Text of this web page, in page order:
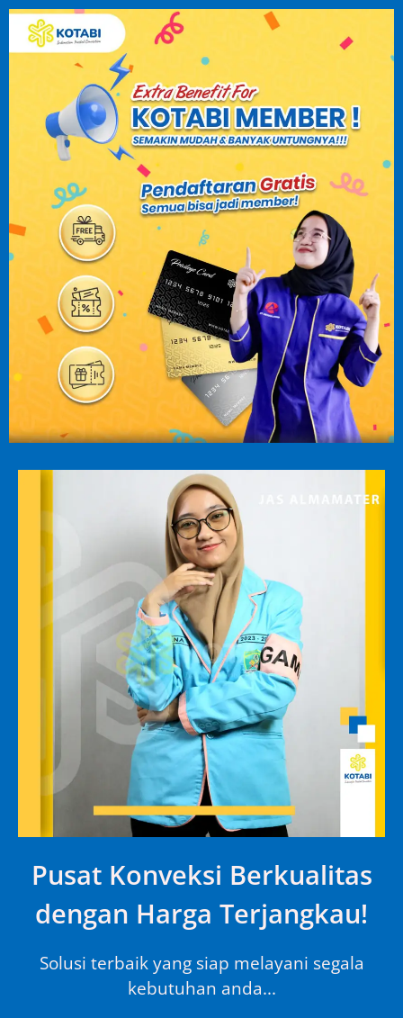
Pusat Konveksi Berkualitas
dengan Harga Terjangkau!
Solusi terbaik yang siap melayani segala
kebutuhan anda...